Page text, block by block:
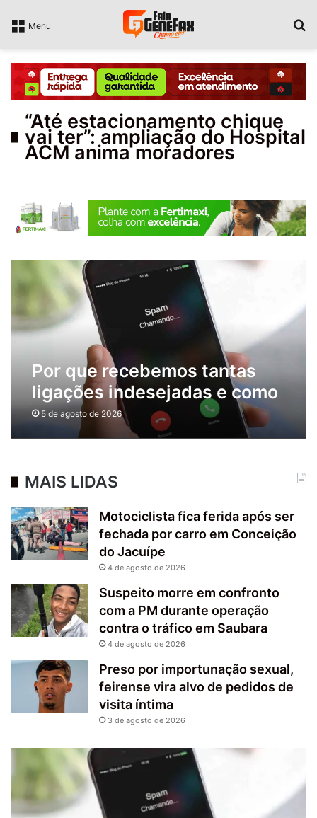
Menu
“Até estacionamento chique
vai ter”: ampliação do Hospital
ACM anima moradores
Por que recebemos tantas
ligações indesejadas e como
bloquear esse incômodo?
5 de agosto de 2026
MAIS LIDAS
Motociclista fica ferida após ser
fechada por carro em Conceição
do Jacuípe
4 de agosto de 2026
Suspeito morre em confronto
com a PM durante operação
contra o tráfico em Saubara
4 de agosto de 2026
Preso por importunação sexual,
feirense vira alvo de pedidos de
visita íntima
3 de agosto de 2026